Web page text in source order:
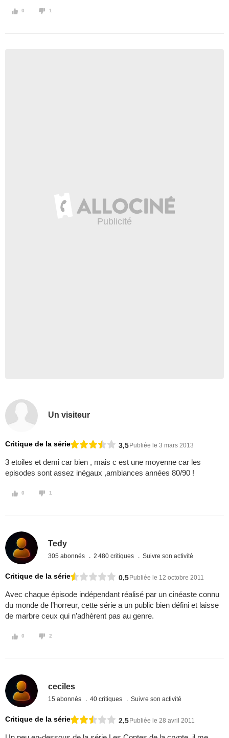
0 1
Un visiteur
Critique de la série 3,5 Publiée le 3 mars 2013
3 etoiles et demi car bien , mais c est une moyenne car les
episodes sont assez inégaux ,ambiances années 80/90 !
0 1
Tedy
305 abonnés 2 480 critiques Suivre son activité
Critique de la série 0,5 Publiée le 12 octobre 2011
Avec chaque épisode indépendant réalisé par un cinéaste connu
du monde de l’horreur, cette série a un public bien défini et laisse
de marbre ceux qui n’adhèrent pas au genre.
0 2
ceciles
15 abonnés 40 critiques Suivre son activité
Critique de la série 2,5 Publiée le 28 avril 2011